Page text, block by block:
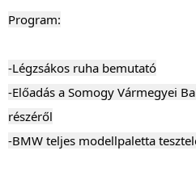
Program:
-Légzsákos ruha bemutató
-Előadás a Somogy Vármegyei
részéről
-BMW teljes modellpaletta